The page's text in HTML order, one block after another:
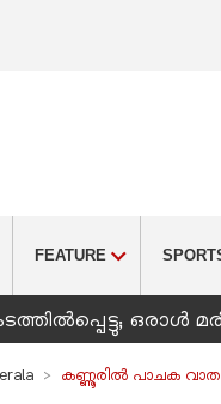
FEATURE
ഒരാൾ
കണ്ണൂരില്‍ പാചക